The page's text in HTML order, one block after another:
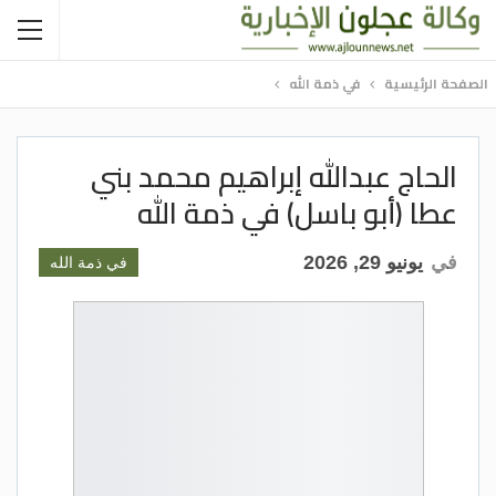
الصفحة الرئيسية في ذمة الله
الحاج عبدالله إبراهيم محمد بني
عطا (أبو باسل) في ذمة الله
في ذمة الله في يونيو 29, 2026